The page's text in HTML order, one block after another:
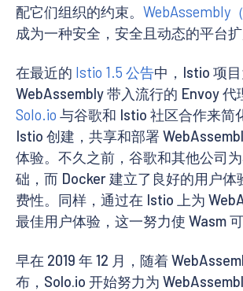
配它们组织的约束。 WebAssembly（
成为一种安全，安全且动态的平台扩
在最近的 Istio 1.5 公告中，Istio 项
WebAssembly 带入流行的 Envoy 代
Solo.io 与谷歌和 Istio 社区合作来简
Istio 创建，共享和部署
体验。不久之前，谷歌和其他公司
础，而 Docker 建立了良好的用户体
费性。同样，通过在 Istio 上为
最佳用户体验，这一努力使 Wasm 可
早在 2019 年 12 月，随着
布，Solo.io 开始努力为